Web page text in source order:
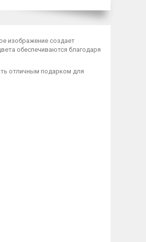
изображение создает
обеспечиваются благодаря
отличным подарком для